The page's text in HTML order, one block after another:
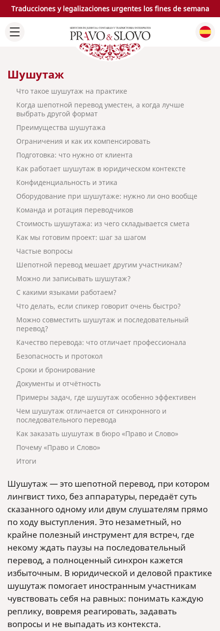
Traducciones y legalizaciones urgentes los fines de semana
Шушутаж
Что такое шушутаж на практике
Когда шепотной перевод уместен, а когда лучше
выбрать другой формат
Преимущества шушутажа
Ограничения и как их компенсировать
Подготовка: что нужно от клиента
Как работает шушутаж в юридическом контексте
Конфиденциальность и этика
Оборудование при шушутаже: нужно ли оно вообще
Команда и ротация переводчиков
Стоимость шушутажа: из чего складывается смета
Как мы готовим проект: шаг за шагом
Частые вопросы
Шепотной перевод мешает другим участникам?
Можно ли записывать шушутаж?
С какими языками работаем?
Что делать, если спикер говорит очень быстро?
Можно совместить шушутаж и последовательный
перевод?
Качество перевода: что отличает профессионала
Безопасность и протокол
Сроки и бронирование
Документы и отчётность
Примеры задач, где шушутаж особенно эффективен
Чем шушутаж отличается от синхронного и
последовательного перевода
Как заказать шушутаж в бюро «Право и Слово»
Почему «Право и Слово»
Итоги
Шушутаж — это шепотной перевод, при котором
лингвист тихо, без аппаратуры, передаёт суть
сказанного одному или двум слушателям прямо
по ходу выступления. Это незаметный, но
крайне полезный инструмент для встреч, где
некому ждать паузы на последовательный
перевод, а полноценный синхрон кажется
избыточным. В юридической и деловой практике
шушутаж помогает иностранным участникам
чувствовать себя на равных: понимать каждую
реплику, вовремя реагировать, задавать
вопросы и не выпадать из контекста.